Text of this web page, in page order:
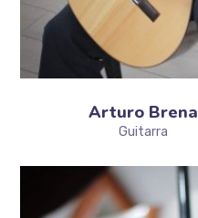
Arturo Brena
Guitarra